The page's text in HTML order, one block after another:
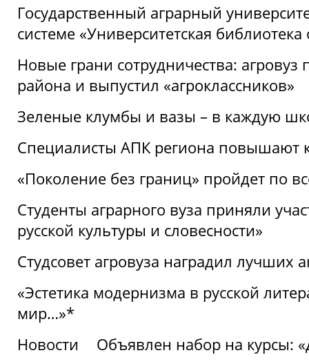
Государственный аграрный
системе «Университетская
Новые грани сотрудничества:
района и выпустил «агроклассников»
Зеленые клумбы и вазы – в каждую
Специалисты АПК региона повышают
«Поколение без границ» пройдет по
Студенты аграрного вуза приняли
русской культуры и словесности»
Студсовет агровуза наградил лучших
«Эстетика модернизма в русской
мир…»*
Новости
Объявлен набор на курсы: